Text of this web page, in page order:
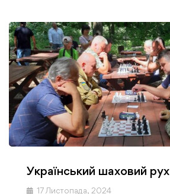
Український шаховий рух
17 Листопада, 2024